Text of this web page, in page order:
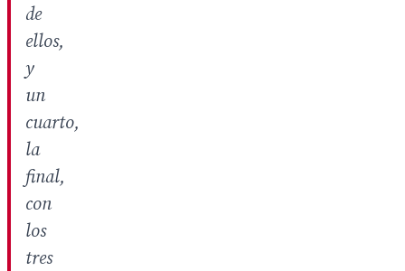
de
ellos,
y
un
cuarto,
la
final,
con
los
tres